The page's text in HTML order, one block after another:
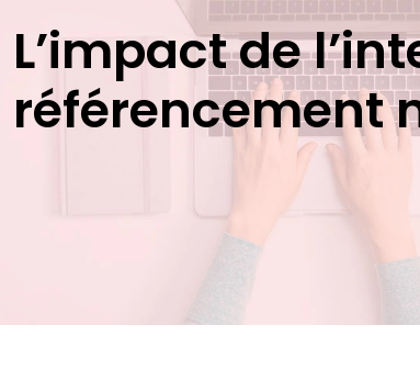
L’impact de
référencement